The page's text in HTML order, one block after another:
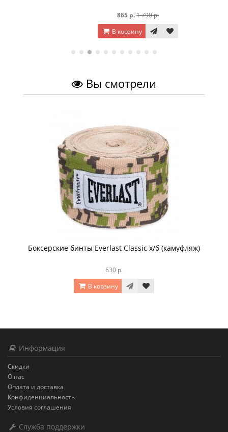
1 790 р.
В корзину
Вы смотрели
Боксерские бинты Everlast Classic х/б (камуфляж)
630 р.
В корзину
Информация
Скидки
О нас
Оплата и доставка
Конфиденциальность
Условия соглашения
Служба поддержки